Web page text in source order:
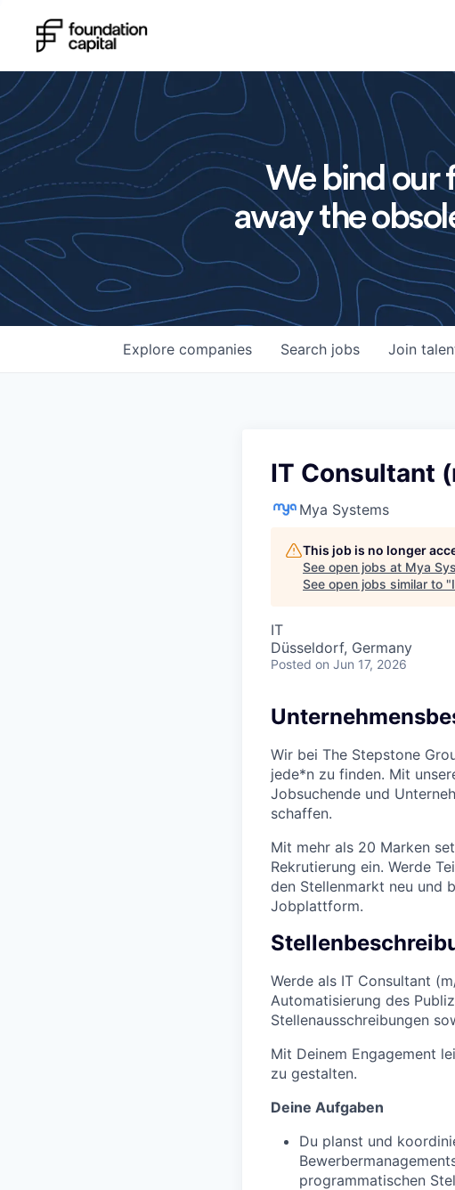
We bind our
away the
Search jobs
Explore companies Join
IT Consultant
Mya Systems
This job is no longer
See open jobs at Mya
See open jobs similar to "
IT
Düsseldorf, Germany
Posted on Jun 17, 2026
Wir bei The Stepstone
jede*n zu finden. Mit
Jobsuchende und
schaffen.
Mit mehr als 20 Marken
Rekrutierung ein. Werde
den Stellenmarkt neu und
Jobplattform.
Werde als IT Consultant
Automatisierung des
Stellenausschreibungen
Mit Deinem Engagement
zu gestalten.
Deine Aufgaben
Du planst und
programmatischen